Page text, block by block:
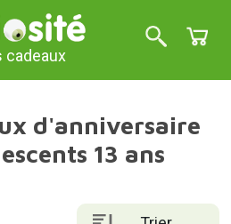
cadeaux
d'anniversaire
13 ans